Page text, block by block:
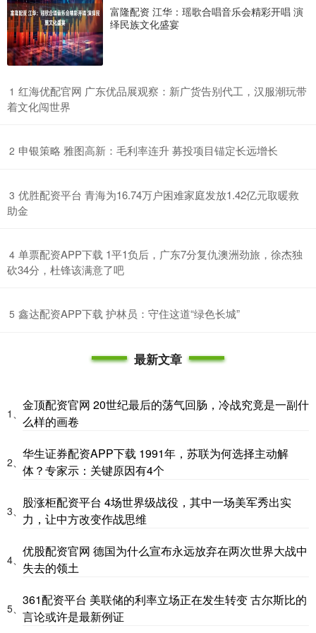
富隆配资 江华：瑶歌合唱音乐会精彩开唱 演
绎民族文化盛宴
1 ​红海优配官网 广东优品展观察：新广货告别代工，汉服潮玩带
着文化闯世界
2 ​申银策略 雅图高新：毛利率连升 募投项目锚定长远增长
3 ​优胜配资平台 青海为16.74万户困难家庭发放1.42亿元取暖救
助金
4 ​单票配资APP下载 1平1负后，广东7分复仇澳洲劲旅，徐杰独
砍34分，杜锋该满意了吧
5 ​鑫达配资APP下载 护林员：守住这道“绿色长城”
最新文章
1、
金顶配资官网 20世纪最后的荡气回肠，冷战究竟是一副什
么样的画卷
2、
华生证券配资APP下载 1991年，苏联为何选择主动解
体？专家示：关键原因有4个
3、
股涨柜配资平台 4场世界级战役，其中一场美军秀出实
力，让中方改变作战思维
4、
优股配资官网 德国为什么宣布永远放弃在两次世界大战中
失去的领土
5、
361配资平台 美联储的利率立场正在发生转变 古尔斯比的
言论或许是最新例证